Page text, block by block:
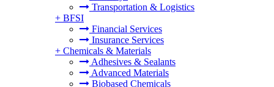
Transportation & Logistics
+ BFSI
Financial Services
Insurance Services
+ Chemicals & Materials
Adhesives & Sealants
Advanced Materials
Biobased Chemicals